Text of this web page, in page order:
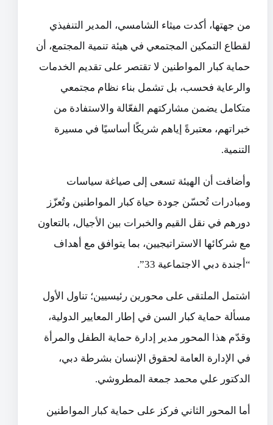
من جهتها، أكدت ميثاء الشامسي، المدير التنفيذي
لقطاع التمكين المجتمعي في هيئة تنمية المجتمع، أن
حماية كبار المواطنين لا تقتصر على تقديم الخدمات
والرعاية فحسب، بل تشمل بناء نظام مجتمعي
متكامل يضمن مشاركتهم الفعّالة والاستفادة من
خبراتهم، معتبرةً إياهم شريكًا أساسيًا في مسيرة
التنمية.
وأضافت أن الهيئة تسعى إلى صياغة سياسات
ومبادرات تُحسّن جودة حياة كبار المواطنين وتُعزّز
دورهم في نقل القيم والخبرات بين الأجيال، بالتعاون
مع شركائها الاستراتيجيين، بما يتوافق مع أهداف
“أجندة دبي الاجتماعية 33”.
اشتمل الملتقى على محورين رئيسيين؛ تناول الأول
مسألة حماية كبار السن في إطار المعايير الدولية،
وقدّم هذا المحور مدير إدارة حماية الطفل والمرأة
في الإدارة العامة لحقوق الإنسان بشرطة دبي،
الدكتور علي محمد جمعة المطروشي.
أما المحور الثاني فركز على حماية كبار المواطنين